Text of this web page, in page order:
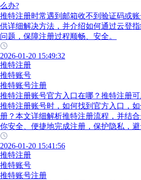
么办?
推特注册时常遇到邮箱收不到验证码或
供详细解决方法，并介绍如何通过云登
问题，保障注册过程顺畅、安全。
2026-01-20 15:49:32
推特注册
推特账号
推特账号注册
推特注册账号官方入口在哪？推特注册
推特注册账号时，如何找到官方入口，
册？本文详细解析推特注册流程，并结
你安全、便捷地完成注册，保护隐私，避
2026-01-20 15:41:56
推特注册
推特账号
推特账号注册